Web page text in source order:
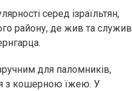
серед ізраїльтян,
району, де жив та служив
для паломників,
з кошерною їжею. У